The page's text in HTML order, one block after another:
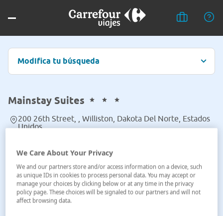
Modifica tu búsqueda
Mainstay Suites
200 26th Street, , Williston, Dakota Del Norte, Estados
Unidos
We Care About Your Privacy
We and our partners store and/or access information on a device, such
as unique IDs in cookies to process personal data. You may accept or
manage your choices by clicking below or at any time in the privacy
policy page. These choices will be signaled to our partners and will not
affect browsing data.